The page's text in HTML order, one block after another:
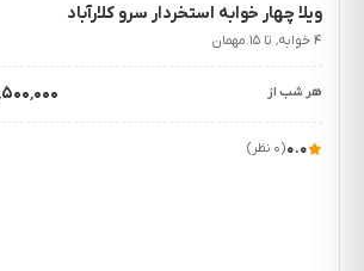
ویلا چهار خوابه استخردار سرو کلارآباد
۴ خوابه٬ تا ۱۵ مهمان
هر شب از
۰.۰(۰ نظر)